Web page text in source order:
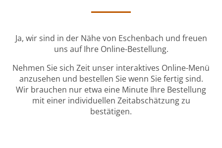
Ja, wir sind in der Nähe von Eschenbach und freuen
uns auf Ihre Online-Bestellung.
Nehmen Sie sich Zeit unser interaktives Online-Menü
anzusehen und bestellen Sie wenn Sie fertig sind.
Wir brauchen nur etwa eine Minute Ihre Bestellung
mit einer individuellen Zeitabschätzung zu
bestätigen.